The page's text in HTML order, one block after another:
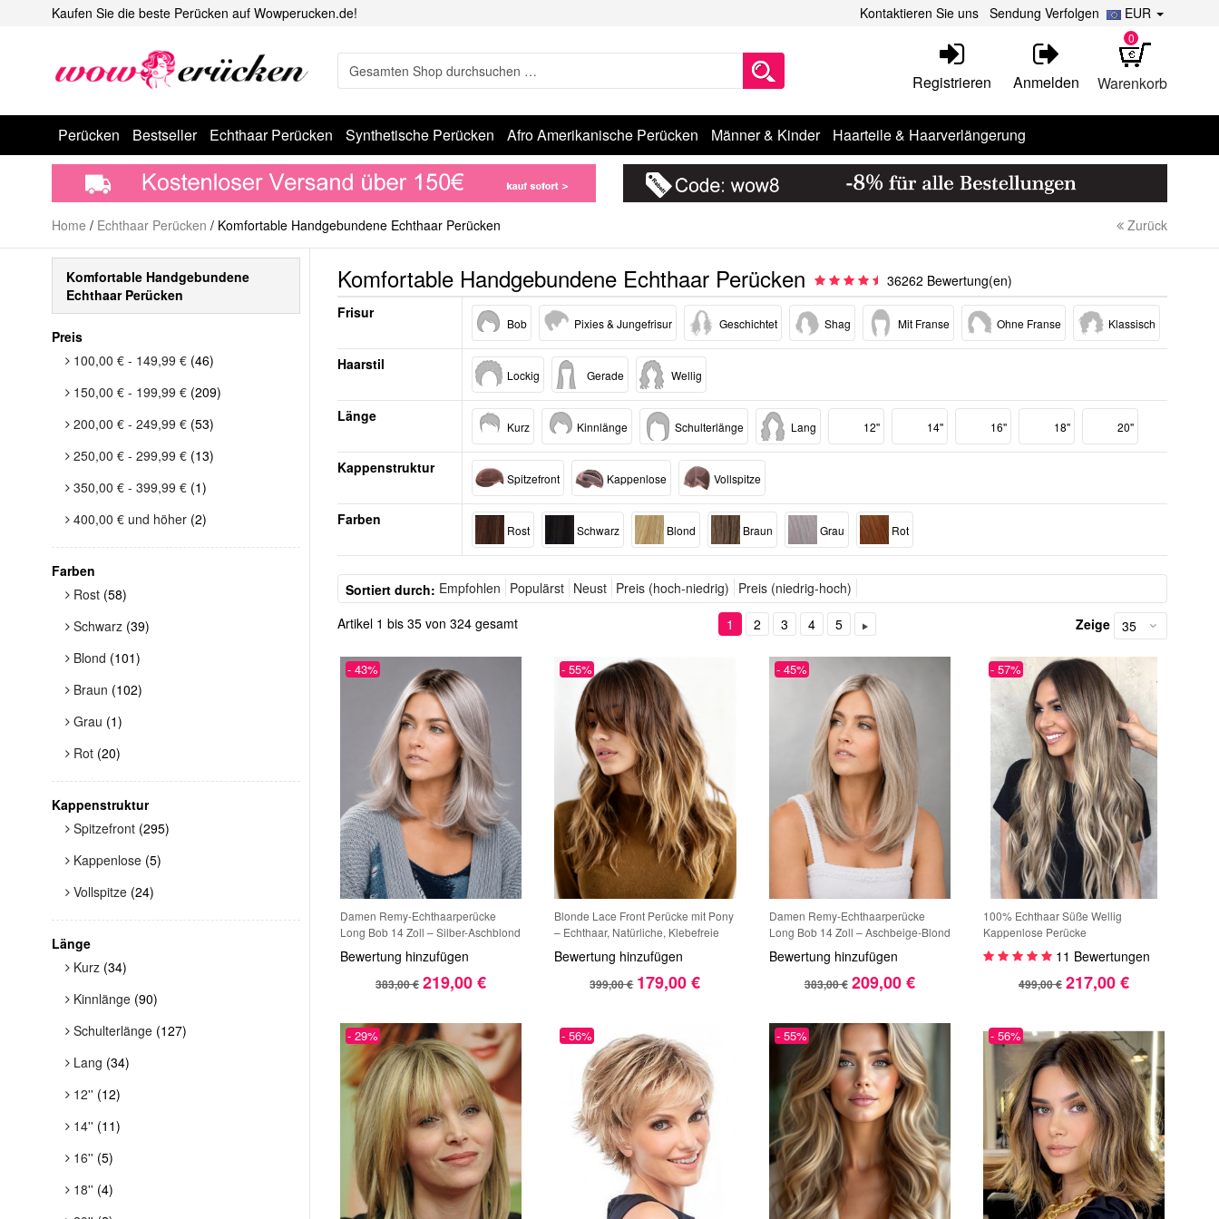
Kaufen Sie die beste Perücken auf Wowperucken.de! EUR
Kontaktieren Sie uns Sendung Verfolgen
Warenkorb
0
Registrieren Anmelden
Perücken Bestseller Echthaar Perücken Synthetische Perücken Afro Amerikanische Perücken Männer & Kinder Haarteile & Haarverlängerung
Home / Echthaar Perücken / Komfortable Handgebundene Echthaar Perücken Zurück
Komfortable Handgebundene Echthaar Perücken
36262 Bewertung(en)
Frisur
Bob Pixies & Jungefrisur Geschichtet Shag Mit Franse Ohne Franse Klassisch
Haarstil
Lockig Gerade Wellig
Länge
Kurz Kinnlänge Schulterlänge Lang 12'' 14'' 16'' 18'' 20''
Kappenstruktur
Spitzefront Kappenlose Vollspitze
Farben
Rost Schwarz Blond Braun Grau Rot
Sortiert durch: Empfohlen Populärst Neust Preis (hoch-niedrig) Preis (niedrig-hoch)
Artikel 1 bis 35 von 324 gesamt
Zeige
1 2 3 4 5
Damen Remy-Echthaarperücke
Long Bob 14 Zoll – Silber-Aschblond
mit dunklem Ansatz – Lace Front –
glatt gestuft
Bewertung hinzufügen
383,00 € 219,00 €
- 43%
Blonde Lace Front Perücke mit Pony
– Echthaar, Natürliche, Klebefreie
Perücke für Frauen
Bewertung hinzufügen
399,00 € 179,00 €
- 55%
Damen Remy-Echthaarperücke
Long Bob 14 Zoll – Aschbeige-Blond
mit dunklem Ansatz – Lace Front –
glatt gestuft
Bewertung hinzufügen
383,00 € 209,00 €
- 45%
100% Echthaar Süße Wellig
Kappenlose Perücke
11 Bewertungen
499,00 € 217,00 €
- 57%
- 29% - 56% - 55% - 56%
Komfortable Handgebundene
Echthaar Perücken
Preis
100,00 € - 149,99 € (46)
150,00 € - 199,99 € (209)
200,00 € - 249,99 € (53)
250,00 € - 299,99 € (13)
350,00 € - 399,99 € (1)
400,00 € und höher (2)
Farben
Rost (58)
Schwarz (39)
Blond (101)
Braun (102)
Grau (1)
Rot (20)
Kappenstruktur
Spitzefront (295)
Kappenlose (5)
Vollspitze (24)
Länge
Kurz (34)
Kinnlänge (90)
Schulterlänge (127)
Lang (34)
12'' (12)
14'' (11)
16'' (5)
18'' (4)